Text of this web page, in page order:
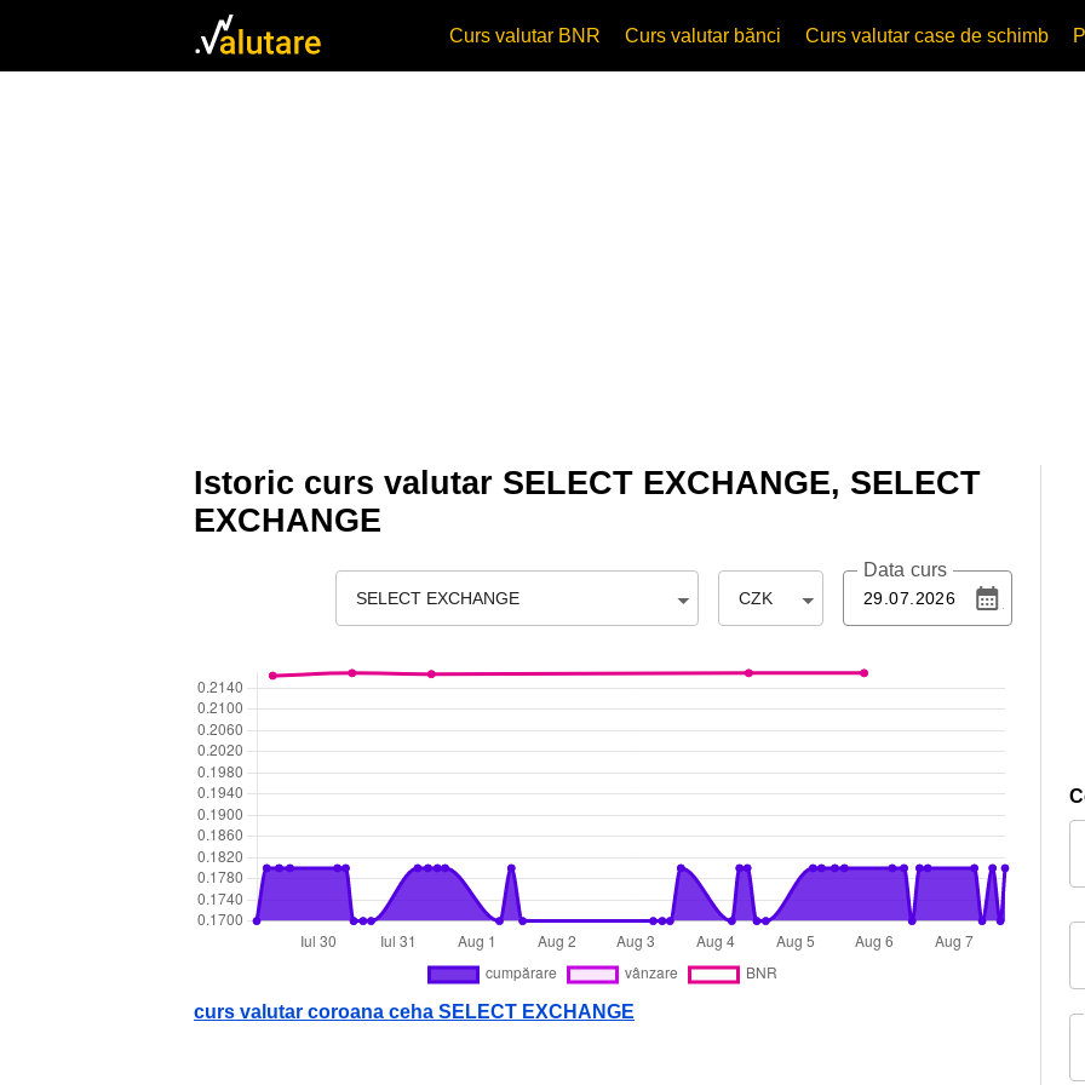
Curs valutar BNR Curs valutar bănci Curs valutar case de schimb
Istoric curs valutar SELECT EXCHANGE, SELECT
EXCHANGE
SELECT EXCHANGE CZK
Data curs
curs valutar coroana ceha SELECT EXCHANGE